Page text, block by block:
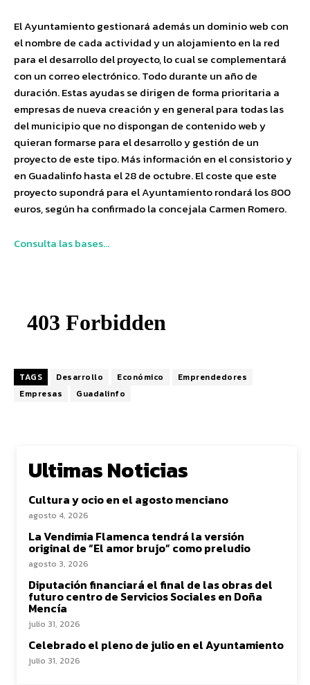
El Ayuntamiento gestionará además un dominio web con
el nombre de cada actividad y un alojamiento en la red
para el desarrollo del proyecto, lo cual se complementará
con un correo electrónico. Todo durante un año de
duración. Estas ayudas se dirigen de forma prioritaria a
empresas de nueva creación y en general para todas las
del municipio que no dispongan de contenido web y
quieran formarse para el desarrollo y gestión de un
proyecto de este tipo. Más información en el consistorio y
en Guadalinfo hasta el 28 de octubre. El coste que este
proyecto supondrá para el Ayuntamiento rondará los 800
euros, según ha confirmado la concejala Carmen Romero.
Consulta las bases…
TAGS Desarrollo Económico
Emprendedores
Empresas
Guadalinfo
Ultimas Noticias
Cultura y ocio en el agosto menciano
agosto 4, 2026
La Vendimia Flamenca tendrá la versión
original de “El amor brujo” como preludio
agosto 3, 2026
Diputación financiará el final de las obras del
futuro centro de Servicios Sociales en Doña
Mencía
julio 31, 2026
Celebrado el pleno de julio en el Ayuntamiento
julio 31, 2026